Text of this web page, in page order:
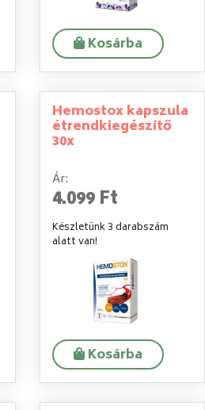
Kosárba
Hemostox kapszula
étrendkiegészítő
30x
Ár:
4.099 Ft
Készletünk 3 darabszám
alatt van!
Kosárba